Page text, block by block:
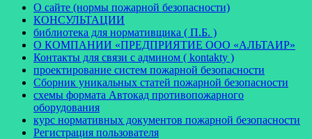
О сайте (нормы пожарной безопасности)
КОНСУЛЬТАЦИИ
библиотека для нормативщика ( П.Б. )
О КОМПАНИИ «ПРЕДПРИЯТИЕ ООО «АЛЬТАИР»
Контакты для связи с админом ( kontakty )
проектирование систем пожарной безопасности
Сборник уникальных статей пожарной безопасности
схемы формата Автокад противопожарного
оборудования
курс нормативных документов пожарной безопасности
Регистрация пользователя